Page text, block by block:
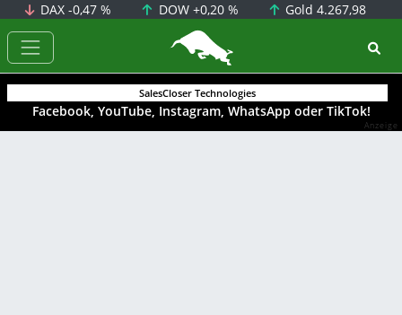
DAX-0,47 % DOW +0,20 % Gold4.267,98
BörsenNEWS.de
SalesCloser Technologies
Facebook, YouTube, Instagram, WhatsApp oder TikTok!
Anzeige